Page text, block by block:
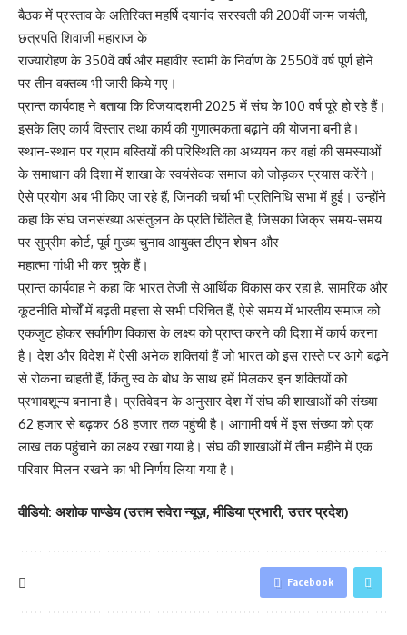
बैठक में प्रस्ताव के अतिरिक्त महर्षि दयानंद सरस्वती की 200वीं जन्म जयंती,
छत्रपति शिवाजी महाराज के
राज्यारोहण के 350वें वर्ष और महावीर स्वामी के निर्वाण के 2550वें वर्ष पूर्ण होने
पर तीन वक्तव्य भी जारी किये गए।
प्रान्त कार्यवाह ने बताया कि विजयादशमी 2025 में संघ के 100 वर्ष पूरे हो रहे हैं।
इसके लिए कार्य विस्तार तथा कार्य की गुणात्मकता बढ़ाने की योजना बनी है।
स्थान-स्थान पर ग्राम बस्तियों की परिस्थिति का अध्ययन कर वहां की समस्याओं
के समाधान की दिशा में शाखा के स्वयंसेवक समाज को जोड़कर प्रयास करेंगे।
ऐसे प्रयोग अब भी किए जा रहे हैं, जिनकी चर्चा भी प्रतिनिधि सभा में हुई। उन्होंने
कहा कि संघ जनसंख्या असंतुलन के प्रति चिंतित है, जिसका जिक्र समय-समय
पर सुप्रीम कोर्ट, पूर्व मुख्य चुनाव आयुक्त टीएन शेषन और
महात्मा गांधी भी कर चुके हैं।
प्रान्त कार्यवाह ने कहा कि भारत तेजी से आर्थिक विकास कर रहा है. सामरिक और
कूटनीति मोर्चों में बढ़ती महत्ता से सभी परिचित हैं, ऐसे समय में भारतीय समाज को
एकजुट होकर सर्वागीण विकास के लक्ष्य को प्राप्त करने की दिशा में कार्य करना
है। देश और विदेश में ऐसी अनेक शक्तियां हैं जो भारत को इस रास्ते पर आगे बढ़ने
से रोकना चाहती हैं, किंतु स्व के बोध के साथ हमें मिलकर इन शक्तियों को
प्रभावशून्य बनाना है। प्रतिवेदन के अनुसार देश में संघ की शाखाओं की संख्या
62 हजार से बढ़कर 68 हजार तक पहुंची है। आगामी वर्ष में इस संख्या को एक
लाख तक पहुंचाने का लक्ष्य रखा गया है। संघ की शाखाओं में तीन महीने में एक
परिवार मिलन रखने का भी निर्णय लिया गया है।
वीडियो: अशोक पाण्डेय (उत्तम सवेरा न्यूज़, मीडिया प्रभारी, उत्तर प्रदेश)
Facebook